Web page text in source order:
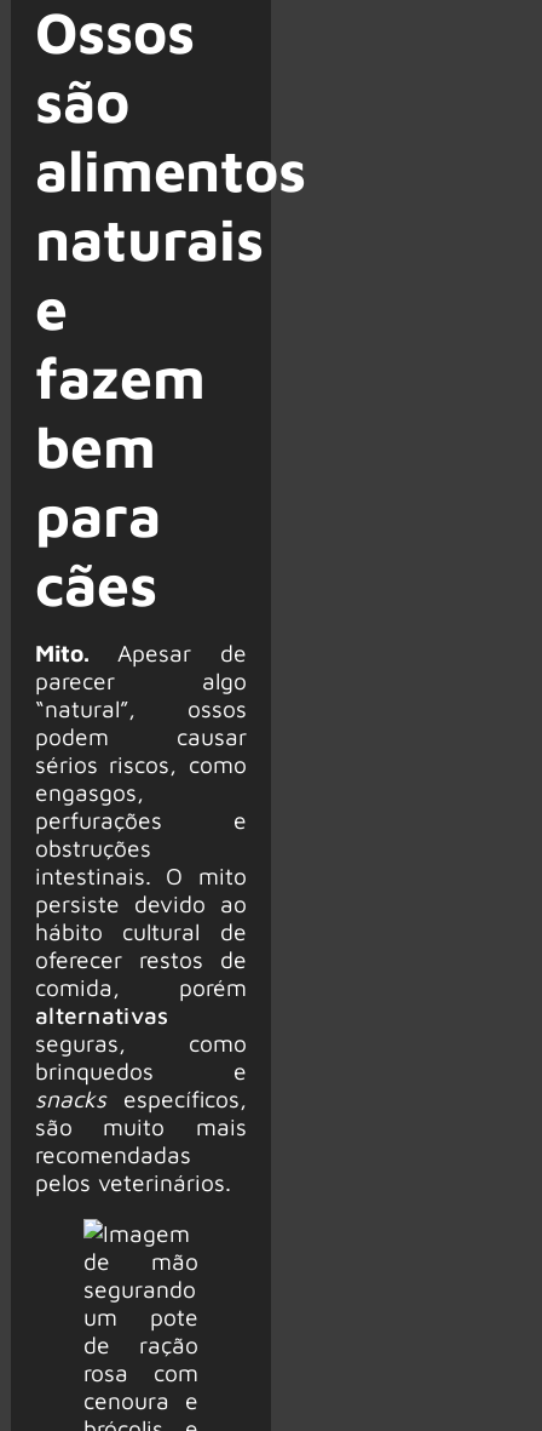
Ossos
são
alimentos
naturais
e
fazem
bem
para
cães
Mito. Apesar de
parecer algo
“natural”, ossos
podem causar
sérios riscos, como
engasgos,
perfurações e
obstruções
intestinais. O mito
persiste devido ao
hábito cultural de
oferecer restos de
comida, porém
alternativas
seguras, como
brinquedos e
snacksespecíficos,
são muito mais
recomendadas
pelos veterinários.